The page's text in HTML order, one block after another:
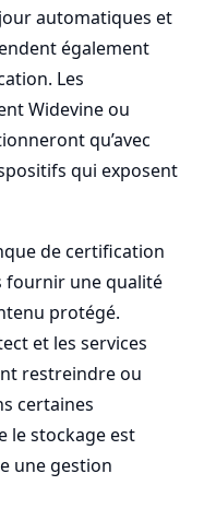
automatiques et
également
Les
Widevine ou
qu’avec
qui exposent
de certification
fournir une qualité
protégé.
et les services
restreindre ou
certaines
le stockage est
une gestion